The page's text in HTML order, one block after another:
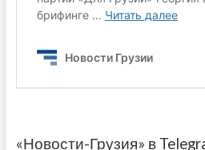
«Новости-Грузия» в